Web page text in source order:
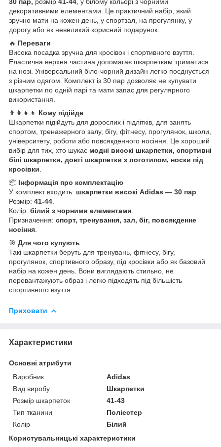
декоративними елементами. Це практичний набір, який
зручно мати на кожен день, у спортзал, на прогулянку, у
дорогу або як невеликий корисний подарунок.
🔥 Переваги
Висока посадка зручна для кросівок і спортивного взуття.
Еластична верхня частина допомагає шкарпеткам триматися
на нозі. Універсальний біло-чорний дизайн легко поєднується
з різним одягом. Комплект із 30 пар дозволяє не купувати
шкарпетки по одній парі та мати запас для регулярного
використання.
👨‍👩‍👧‍👦 Кому підійде
Шкарпетки підійдуть для дорослих і підлітків, для занять
спортом, тренажерного залу, бігу, фітнесу, прогулянок, школи,
університету, роботи або повсякденного носіння. Це хороший
вибір для тих, хто шукає модні високі шкарпетки, спортивні
білі шкарпетки, довгі шкарпетки з логотипом, носки під
кросівки
📦 Інформація про комплектацію
У комплект входить: шкарпетки високі Adidas — 30 пар
Розмір: 41-44
Колір: білий з чорними елементами
Призначення: спорт, тренування, зал, біг, повсякденне
носіння
🎯 Для чого купують
Такі шкарпетки беруть для тренувань, фітнесу, бігу,
прогулянок, спортивного образу, під кросівки або як базовий
набір на кожен день. Вони виглядають стильно, не
перевантажують образ і легко підходять під більшість
спортивного взуття.
Приховати
Характеристики
Основні атрибути
Виробник
Adidas
Вид виробу
Шкарпетки
Розмір шкарпеток
41-43
Тип тканини
Поліестер
Колір
Білий
Користувальницькі характеристики